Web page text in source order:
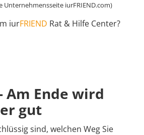
Unternehmensseite iurFRIEND.com)
iurFRIEND Rat & Hilfe Center?
Am Ende wird
gut
sind, welchen Weg Sie